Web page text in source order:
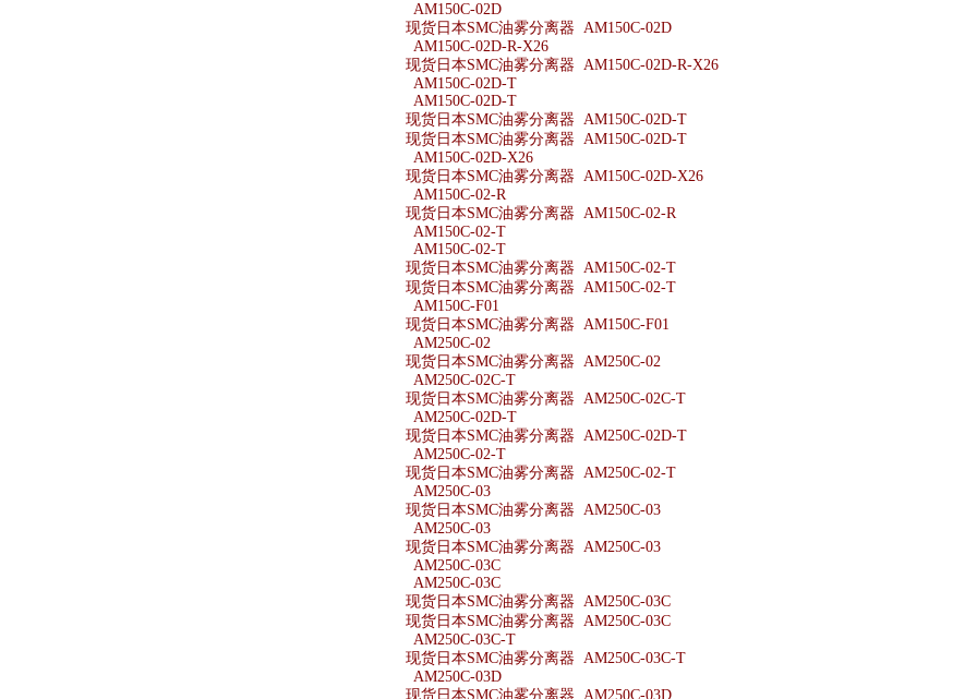
AM150C-02D
现货日本SMC油雾分离器 AM150C-02D
AM150C-02D-R-X26
现货日本SMC油雾分离器 AM150C-02D-R-X26
AM150C-02D-T
AM150C-02D-T
现货日本SMC油雾分离器 AM150C-02D-T
现货日本SMC油雾分离器 AM150C-02D-T
AM150C-02D-X26
现货日本SMC油雾分离器 AM150C-02D-X26
AM150C-02-R
现货日本SMC油雾分离器 AM150C-02-R
AM150C-02-T
AM150C-02-T
现货日本SMC油雾分离器 AM150C-02-T
现货日本SMC油雾分离器 AM150C-02-T
AM150C-F01
现货日本SMC油雾分离器 AM150C-F01
AM250C-02
现货日本SMC油雾分离器 AM250C-02
AM250C-02C-T
现货日本SMC油雾分离器 AM250C-02C-T
AM250C-02D-T
现货日本SMC油雾分离器 AM250C-02D-T
AM250C-02-T
现货日本SMC油雾分离器 AM250C-02-T
AM250C-03
现货日本SMC油雾分离器 AM250C-03
AM250C-03
现货日本SMC油雾分离器 AM250C-03
AM250C-03C
AM250C-03C
现货日本SMC油雾分离器 AM250C-03C
现货日本SMC油雾分离器 AM250C-03C
AM250C-03C-T
现货日本SMC油雾分离器 AM250C-03C-T
AM250C-03D
现货日本SMC油雾分离器 AM250C-03D